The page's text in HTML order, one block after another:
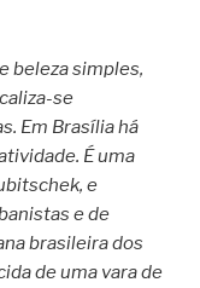
beleza simples,
se
Em Brasília há
É uma
e
e de
brasileira dos
de uma vara de